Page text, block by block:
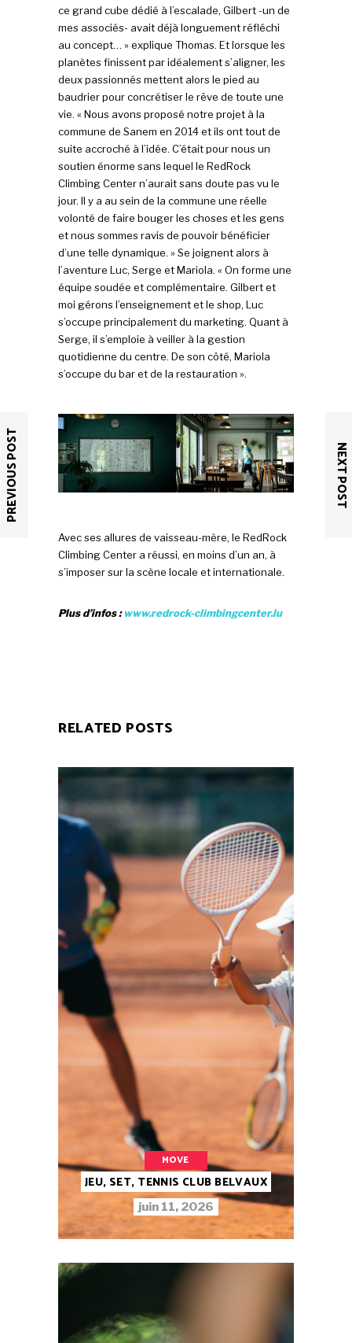
ce grand cube dédié à l’escalade, Gilbert -un de
mes associés- avait déjà longuement réfléchi
au concept… » explique Thomas. Et lorsque les
planètes finissent par idéalement s’aligner, les
deux passionnés mettent alors le pied au
baudrier pour concrétiser le rêve de toute une
vie. « Nous avons proposé notre projet à la
commune de Sanem en 2014 et ils ont tout de
suite accroché à l’idée. C’était pour nous un
soutien énorme sans lequel le RedRock
Climbing Center n’aurait sans doute pas vu le
jour. Il y a au sein de la commune une réelle
volonté de faire bouger les choses et les gens
et nous sommes ravis de pouvoir bénéficier
d’une telle dynamique. » Se joignent alors à
l’aventure Luc, Serge et Mariola. « On forme une
équipe soudée et complémentaire. Gilbert et
moi gérons l’enseignement et le shop, Luc
s’occupe principalement du marketing. Quant à
Serge, il s’emploie à veiller à la gestion
quotidienne du centre. De son côté, Mariola
s’occupe du bar et de la restauration ».
Avec ses allures de vaisseau-mère, le RedRock
Climbing Center a réussi, en moins d’un an, à
s’imposer sur la scène locale et internationale.
Plus d’infos :www.redrock-climbingcenter.lu
PREVIOUS POST NEXT POST
RELATED POSTS
MOVE
JEU, SET, TENNIS CLUB BELVAUX
juin 11, 2026